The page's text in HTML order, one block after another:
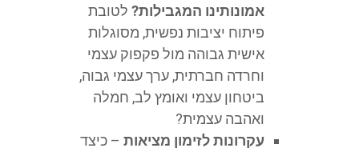
אמונותינו המגבילות? לטובת
פיתוח יציבות נפשית, מסוגלות
אישית גבוהה מול פקפוק עצמי
וחרדה חברתית, ערך עצמי גבוה,
ביטחון עצמי ואומץ לב, חמלה
ואהבה עצמית?
עקרונות לזימון מציאות – כיצד